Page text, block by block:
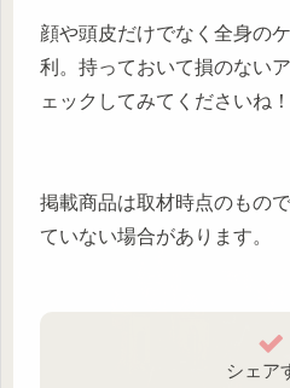
顔や頭皮だけでなく全身の
利。持っておいて損のない
ェックしてみてくださいね！
掲載商品は取材時点のもの
ていない場合があります。
シェア